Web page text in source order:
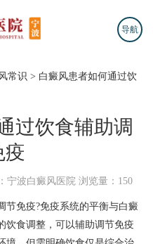
导航
常识 > 白癜风患者如何通过饮
过饮食辅助调
疫
宁波白癜风医院 浏览量：150
免疫?免疫系统的平衡与白癜
饮食调整，可以辅助调节免疫